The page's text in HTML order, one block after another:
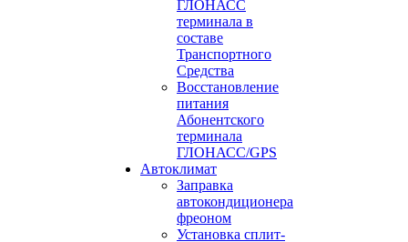
ГЛОНАСС
терминала в
составе
Транспортного
Средства
Восстановление
питания
Абонентского
терминала
ГЛОНАСС/GPS
Автоклимат
Заправка
автокондиционера
фреоном
Установка сплит-